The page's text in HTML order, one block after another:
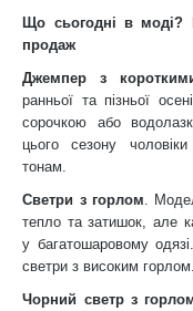
Що сьогодні в моді?
продаж
Джемпер з
ранньої та пізньої
сорочкою або
цього сезону
тонам.
Светри з горлом.
тепло та затишок, але
у багатошаровому
светри з високим горлом.
Чорний светр з